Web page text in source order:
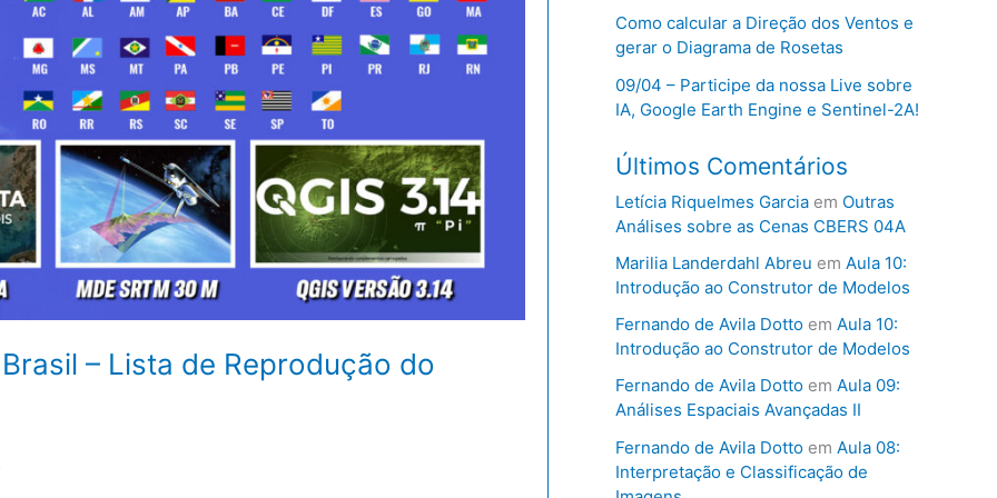
– Lista de Reprodução do
Como calcular a Direção dos Ventos e
gerar o Diagrama de Rosetas
09/04 – Participe da nossa Live sobre
IA, Google Earth Engine e Sentinel-2A!
Últimos Comentários
Letícia Riquelmes Garciaem Outras
Análises sobre as Cenas CBERS 04A
Marilia Landerdahl Abreu em Aula 10:
Introdução ao Construtor de Modelos
Fernando de Avila Dottoem Aula 10:
Introdução ao Construtor de Modelos
Fernando de Avila Dottoem Aula 09:
Análises Espaciais Avançadas II
Fernando de Avila Dottoem Aula 08:
Interpretação e Classificação de